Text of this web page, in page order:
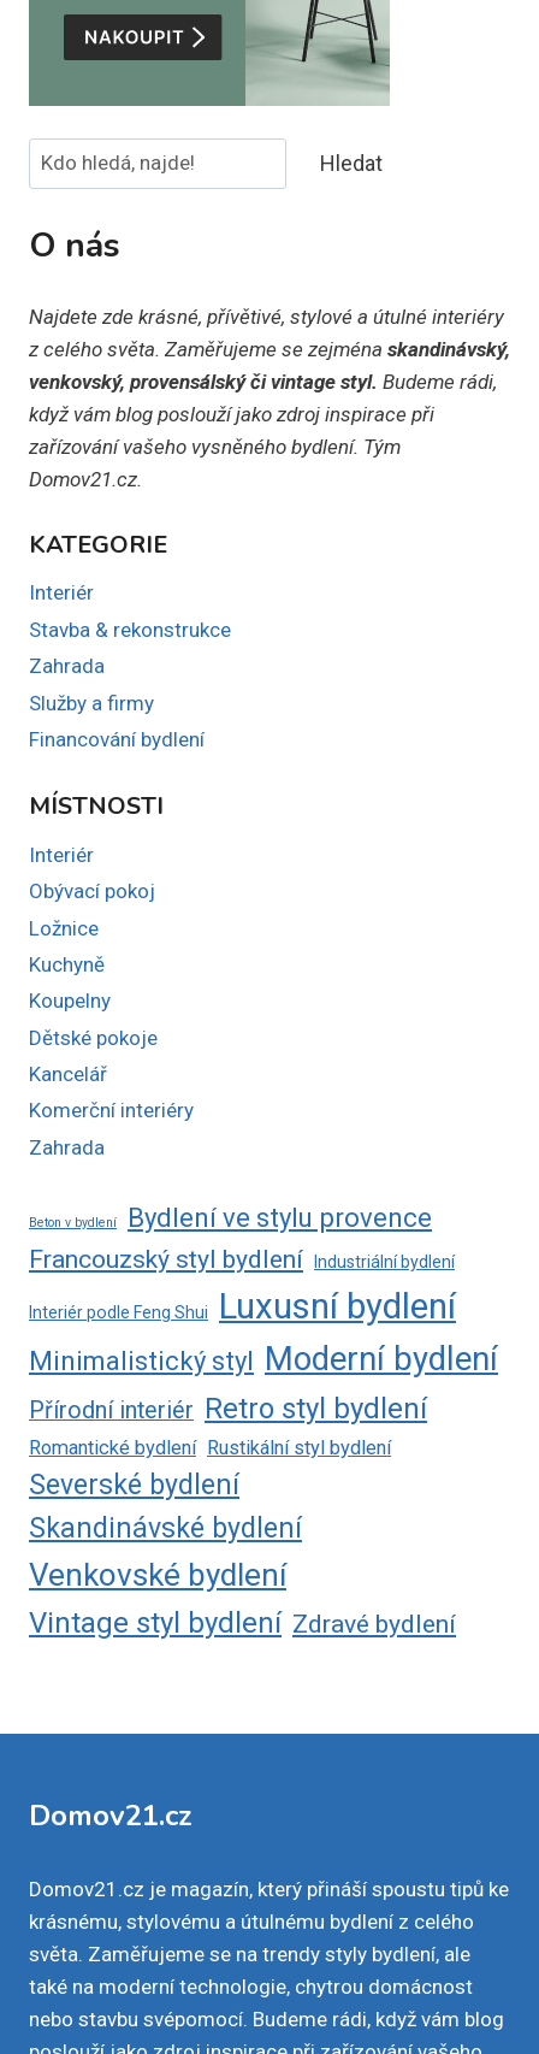
Hledat Hledat
O nás
Najdete zde krásné, přívětivé, stylové a útulné interiéry
z celého světa. Zaměřujeme se zejména skandinávský,
venkovský, provensálský či vintage styl. Budeme rádi,
když vám blog poslouží jako zdroj inspirace při
zařízování vašeho vysněného bydlení. Tým
Domov21.cz.
KATEGORIE
Interiér
Stavba & rekonstrukce
Zahrada
Služby a firmy
Financování bydlení
MÍSTNOSTI
Interiér
Obývací pokoj
Ložnice
Kuchyně
Koupelny
Dětské pokoje
Kancelář
Komerční interiéry
Zahrada
Beton v bydlení
Bydlení ve stylu provence
Francouzský styl bydlení
Industriální bydlení
Interiér podle Feng Shui Luxusní bydlení
Minimalistický styl Moderní bydlení
Přírodní interiér Retro styl bydlení
Romantické bydlení Rustikální styl bydlení
Severské bydlení
Skandinávské bydlení
Venkovské bydlení
Vintage styl bydlení Zdravé bydlení
Domov21.cz
Domov21.cz je magazín, který přináší spoustu tipů ke
krásnému, stylovému a útulnému bydlení z celého
světa. Zaměřujeme se na trendy styly bydlení, ale
také na moderní technologie, chytrou domácnost
nebo stavbu svépomocí. Budeme rádi, když vám blog